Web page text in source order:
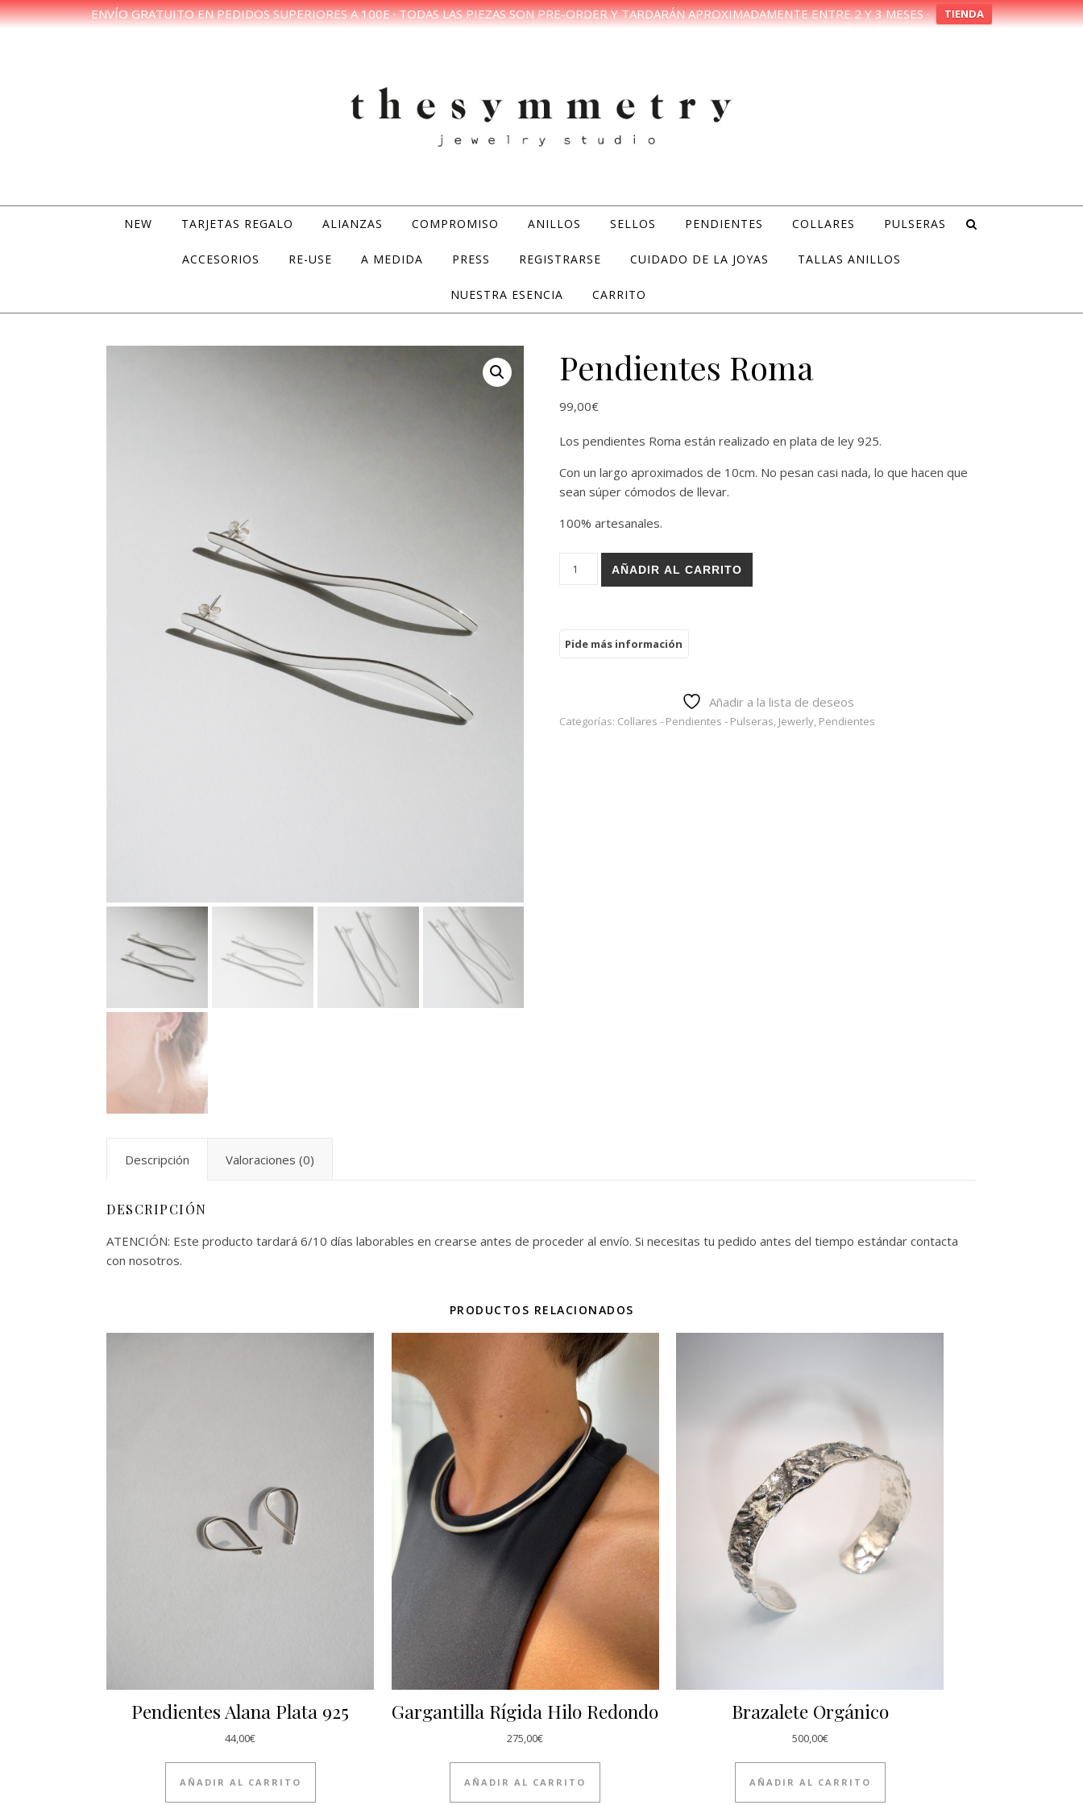
ENVÍO GRATUITO EN PEDIDOS SUPERIORES A 100E · TODAS LAS PIEZAS SON PRE-ORDER Y TARDARÁN APROXIMADAMENTE ENTRE 2 Y 3 MESES · TIENDA
NEW TARJETAS REGALO ALIANZAS COMPROMISO ANILLOS SELLOS PENDIENTES COLLARES PULSERAS
ACCESORIOS RE-USE A MEDIDA PRESS REGISTRARSE CUIDADO DE LA JOYAS TALLAS ANILLOS
NUESTRA ESENCIA CARRITO
Pendientes Roma
99,00€
Los pendientes Roma están realizado en plata de ley 925.
Con un largo aproximados de 10cm. No pesan casi nada, lo que hacen que
sean súper cómodos de llevar.
100% artesanales.
Pendientes Roma cantidad
AÑADIR AL CARRITO
Añadir a la lista de deseos
Categorías: Collares - Pendientes - Pulseras, Jewerly, Pendientes
Descripción Valoraciones (0)
DESCRIPCIÓN
ATENCIÓN: Este producto tardará 6/10 días laborables en crearse antes de proceder al envío. Si necesitas tu pedido antes del tiempo estándar contacta
con nosotros.
PRODUCTOS RELACIONADOS
Pendientes Alana Plata 925
44,00€
AÑADIR AL CARRITO
Gargantilla Rígida Hilo Redondo
275,00€
AÑADIR AL CARRITO
Brazalete Orgánico
500,00€
AÑADIR AL CARRITO